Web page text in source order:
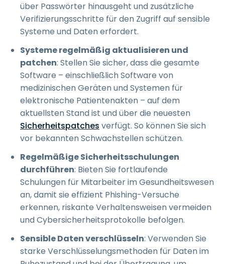
über Passwörter hinausgeht und zusätzliche
Verifizierungsschritte für den Zugriff auf sensible
Systeme und Daten erfordert.
Systeme regelmäßig aktualisieren und
patchen: Stellen Sie sicher, dass die gesamte
Software – einschließlich Software von
medizinischen Geräten und Systemen für
elektronische Patientenakten – auf dem
aktuellsten Stand ist und über die neuesten
Sicherheitspatches verfügt. So können Sie sich
vor bekannten Schwachstellen schützen.
Regelmäßige Sicherheitsschulungen
durchführen: Bieten Sie fortlaufende
Schulungen für Mitarbeiter im Gesundheitswesen
an, damit sie effizient Phishing-Versuche
erkennen, riskante Verhaltensweisen vermeiden
und Cybersicherheitsprotokolle befolgen.
Sensible Daten verschlüsseln: Verwenden Sie
starke Verschlüsselungsmethoden für Daten im